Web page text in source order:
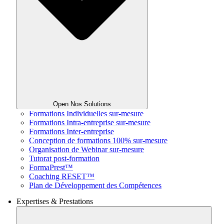
Open Nos Solutions
Formations Individuelles sur-mesure
Formations Intra-entreprise sur-mesure
Formations Inter-entreprise
Conception de formations 100% sur-mesure
Organisation de Webinar sur-mesure
Tutorat post-formation
FormaPrest™
Coaching RESET™
Plan de Développement des Compétences
Expertises & Prestations